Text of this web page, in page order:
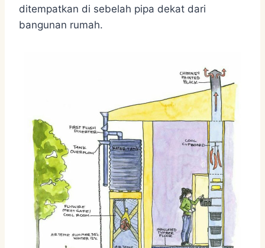
ditempatkan di sebelah pipa dekat dari
bangunan rumah.